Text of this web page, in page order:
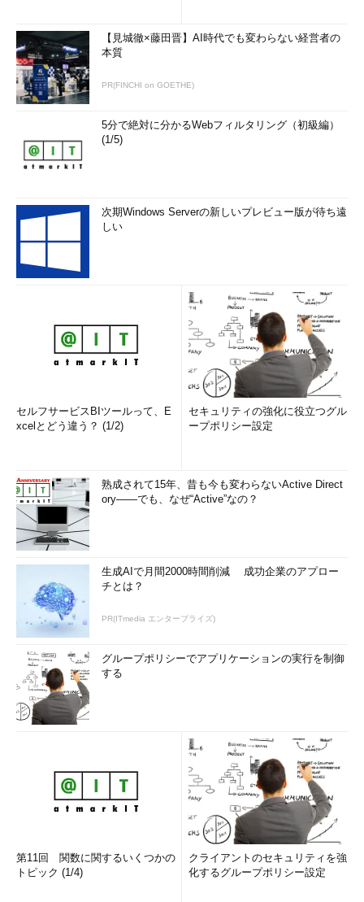
【見城徹×藤田晋】AI時代でも変わらない経営者の
本質
PR(FINCHI on GOETHE)
5分で絶対に分かるWebフィルタリング（初級編）
(1/5)
次期Windows Serverの新しいプレビュー版が待ち遠
しい
セルフサービスBIツールって、E
xcelとどう違う？ (1/2)
セキュリティの強化に役立つグル
ープポリシー設定
熟成されて15年、昔も今も変わらないActive Direct
ory――でも、なぜ“Active”なの？
生成AIで月間2000時間削減 成功企業のアプロー
チとは？
PR(ITmedia エンタープライズ)
グループポリシーでアプリケーションの実行を制御
する
第11回 関数に関するいくつかの
トピック (1/4)
クライアントのセキュリティを強
化するグループポリシー設定